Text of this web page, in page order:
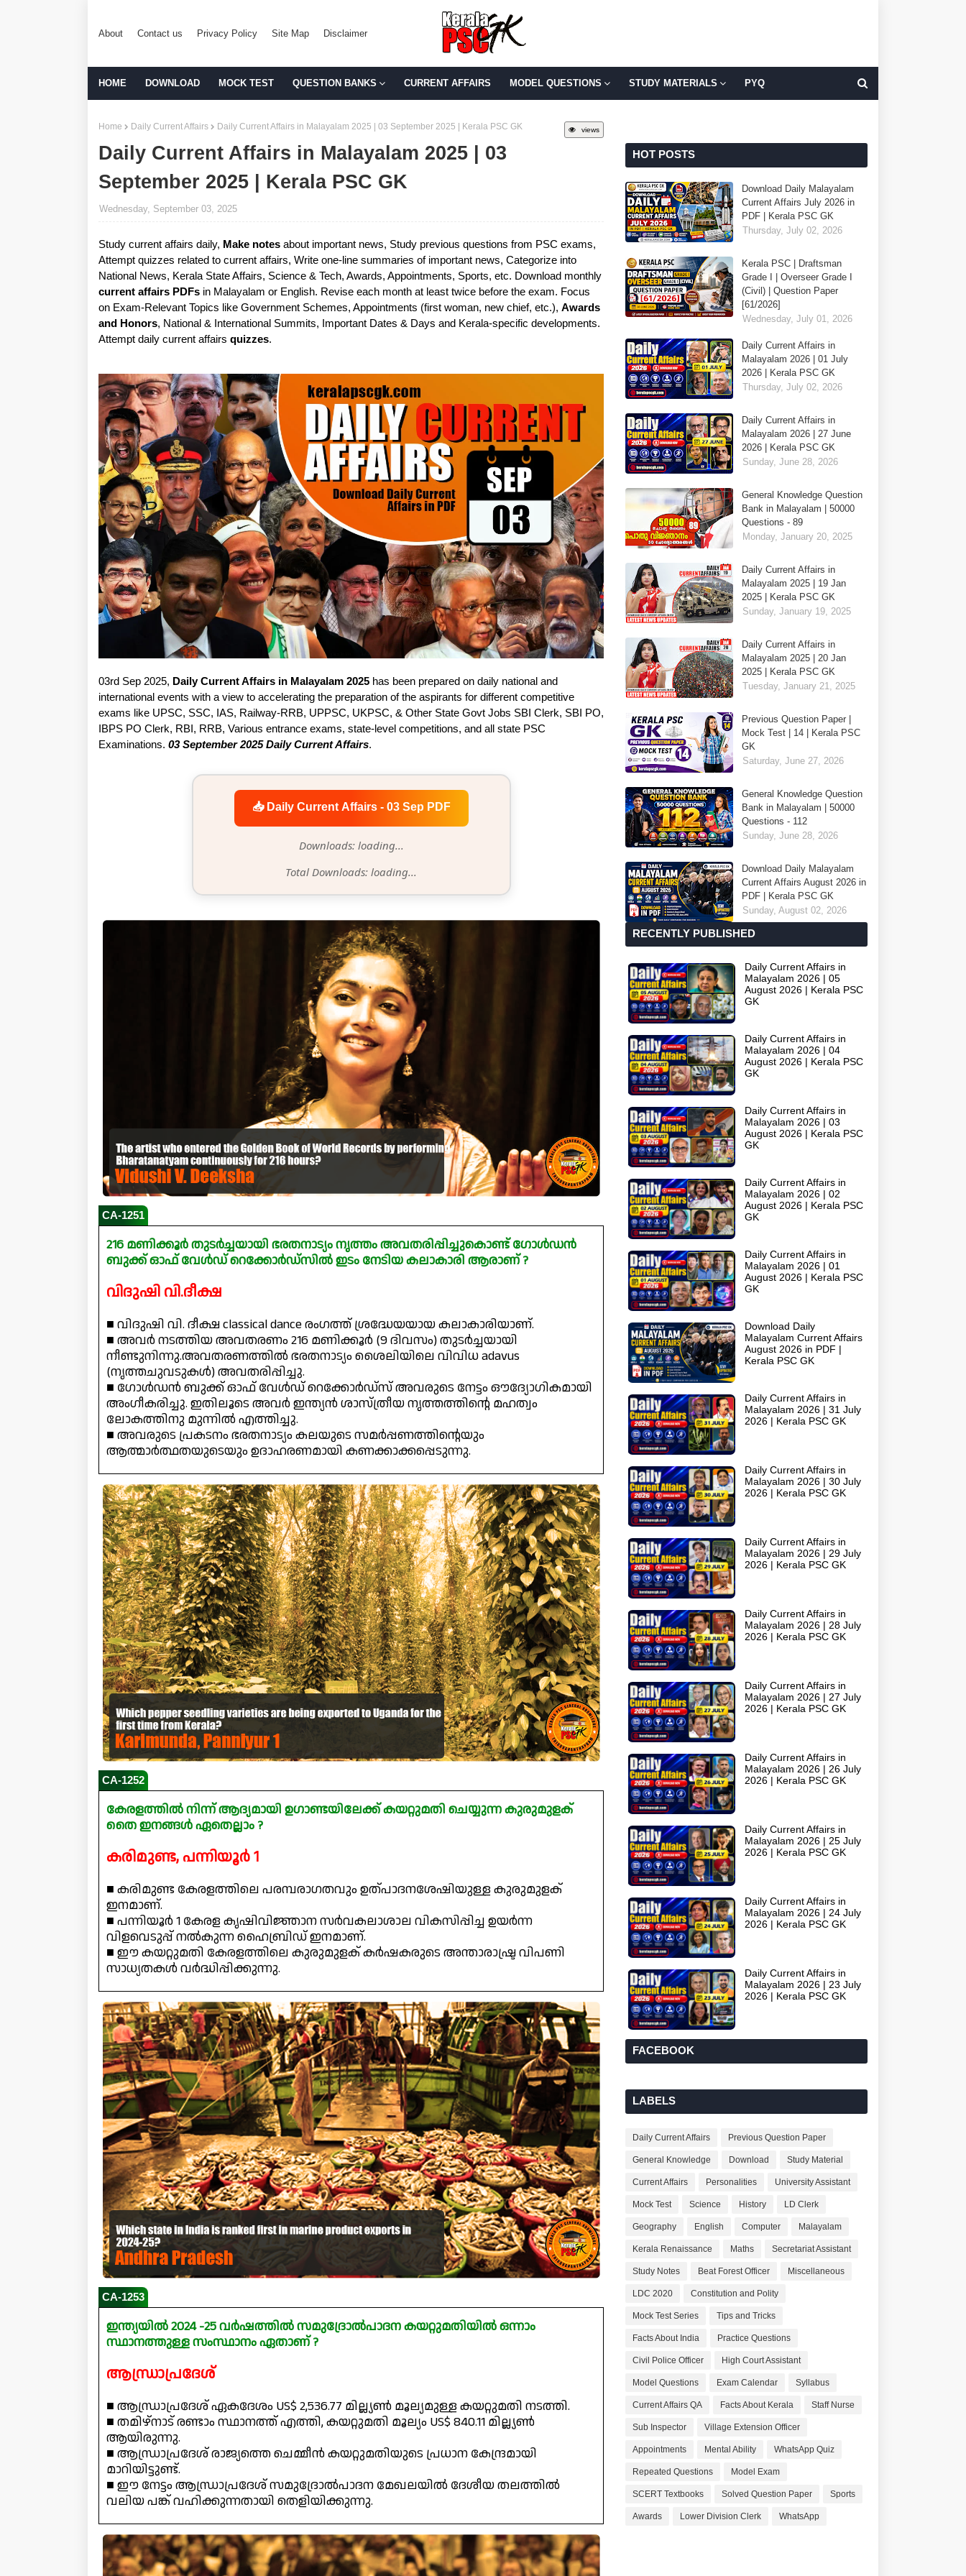
About Contact us Privacy Policy Site Map Disclaimer
HOME DOWNLOAD MOCK TEST QUESTION BANKS CURRENT AFFAIRS MODEL QUESTIONS STUDY MATERIALS PYQ
views
Home Daily Current Affairs Daily Current Affairs in Malayalam 2025 | 03 September 2025 | Kerala PSC GK
Daily Current Affairs in Malayalam 2025 | 03
September 2025 | Kerala PSC GK
Wednesday, September 03, 2025
Study current affairs daily, Make notes about important news, Study previous questions from PSC exams,
Attempt quizzes related to current affairs, Write one-line summaries of important news, Categorize into
National News, Kerala State Affairs, Science & Tech, Awards, Appointments, Sports, etc. Download monthly
current affairs PDFs in Malayalam or English. Revise each month at least twice before the exam. Focus
on Exam-Relevant Topics like Government Schemes, Appointments (first woman, new chief, etc.), Awards
and Honors, National & International Summits, Important Dates & Days and Kerala-specific developments.
Attempt daily current affairs quizzes.
03rd Sep 2025, Daily Current Affairs in Malayalam 2025 has been prepared on daily national and
international events with a view to accelerating the preparation of the aspirants for different competitive
exams like UPSC, SSC, IAS, Railway-RRB, UPPSC, UKPSC, & Other State Govt Jobs SBI Clerk, SBI PO,
IBPS PO Clerk, RBI, RRB, Various entrance exams, state-level competitions, and all state PSC
Examinations. 03 September 2025 Daily Current Affairs.
📥 Daily Current Affairs - 03 Sep PDF
Downloads: loading...
Total Downloads: loading...
CA-1251
216 മണിക്കൂർ തുടർച്ചയായി ഭരതനാട്യം നൃത്തം അവതരിപ്പിച്ചുകൊണ്ട് ഗോൾഡൻ
ബുക്ക് ഓഫ് വേൾഡ് റെക്കോർഡ്സിൽ ഇടം നേടിയ കലാകാരി ആരാണ് ?
വിദുഷി വി.ദീക്ഷ
■ വിദുഷി വി. ദീക്ഷ classical dance രംഗത്ത് ശ്രദ്ധേയയായ കലാകാരിയാണ്.
■ അവർ നടത്തിയ അവതരണം 216 മണിക്കൂർ (9 ദിവസം) തുടർച്ചയായി
നീണ്ടുനിന്നു.അവതരണത്തിൽ ഭരതനാട്യം ശൈലിയിലെ വിവിധ adavus
(നൃത്തചുവടുകൾ) അവതരിപ്പിച്ചു.
■ ഗോൾഡൻ ബുക്ക് ഓഫ് വേൾഡ് റെക്കോർഡ്സ് അവരുടെ നേട്ടം ഔദ്യോഗികമായി
അംഗീകരിച്ചു. ഇതിലൂടെ അവർ ഇന്ത്യൻ ശാസ്ത്രീയ നൃത്തത്തിന്റെ മഹത്വം
ലോകത്തിനു മുന്നിൽ എത്തിച്ചു.
■ അവരുടെ പ്രകടനം ഭരതനാട്യം കലയുടെ സമർപ്പണത്തിന്റെയും
ആത്മാർത്ഥതയുടെയും ഉദാഹരണമായി കണക്കാക്കപ്പെടുന്നു.
CA-1252
കേരളത്തിൽ നിന്ന് ആദ്യമായി ഉഗാണ്ടയിലേക്ക് കയറ്റുമതി ചെയ്യുന്ന കുരുമുളക്
തൈ ഇനങ്ങൾ ഏതെല്ലാം ?
കരിമുണ്ട, പന്നിയൂർ 1
■ കരിമുണ്ട കേരളത്തിലെ പരമ്പരാഗതവും ഉത്പാദനശേഷിയുള്ള കുരുമുളക്
ഇനമാണ്.
■ പന്നിയൂർ 1 കേരള കൃഷിവിജ്ഞാന സർവകലാശാല വികസിപ്പിച്ച ഉയർന്ന
വിളവെടുപ്പ് നൽകുന്ന ഹൈബ്രിഡ് ഇനമാണ്.
■ ഈ കയറ്റുമതി കേരളത്തിലെ കുരുമുളക് കർഷകരുടെ അന്താരാഷ്ട്ര വിപണി
സാധ്യതകൾ വർദ്ധിപ്പിക്കുന്നു.
CA-1253
ഇന്ത്യയിൽ 2024 -25 വർഷത്തിൽ സമുദ്രോൽപാദന കയറ്റുമതിയിൽ ഒന്നാം
സ്ഥാനത്തുള്ള സംസ്ഥാനം ഏതാണ് ?
ആന്ധ്രാപ്രദേശ്
■ ആന്ധ്രാപ്രദേശ് ഏകദേശം US$ 2,536.77 മില്ല്യൺ മൂല്യമുള്ള കയറ്റുമതി നടത്തി.
■ തമിഴ്‌നാട് രണ്ടാം സ്ഥാനത്ത് എത്തി, കയറ്റുമതി മൂല്യം US$ 840.11 മില്ല്യൺ
ആയിരുന്നു.
■ ആന്ധ്രാപ്രദേശ് രാജ്യത്തെ ചെമ്മീൻ കയറ്റുമതിയുടെ പ്രധാന കേന്ദ്രമായി
മാറിയിട്ടുണ്ട്.
■ ഈ നേട്ടം ആന്ധ്രാപ്രദേശ് സമുദ്രോൽപാദന മേഖലയിൽ ദേശീയ തലത്തിൽ
വലിയ പങ്ക് വഹിക്കുന്നതായി തെളിയിക്കുന്നു.
HOT POSTS
Download Daily Malayalam
Current Affairs July 2026 in
PDF | Kerala PSC GK
Thursday, July 02, 2026
Kerala PSC | Draftsman
Grade I | Overseer Grade I
(Civil) | Question Paper
[61/2026]
Wednesday, July 01, 2026
Daily Current Affairs in
Malayalam 2026 | 01 July
2026 | Kerala PSC GK
Thursday, July 02, 2026
Daily Current Affairs in
Malayalam 2026 | 27 June
2026 | Kerala PSC GK
Sunday, June 28, 2026
General Knowledge Question
Bank in Malayalam | 50000
Questions - 89
Monday, January 20, 2025
Daily Current Affairs in
Malayalam 2025 | 19 Jan
2025 | Kerala PSC GK
Sunday, January 19, 2025
Daily Current Affairs in
Malayalam 2025 | 20 Jan
2025 | Kerala PSC GK
Tuesday, January 21, 2025
Previous Question Paper |
Mock Test | 14 | Kerala PSC
GK
Saturday, June 27, 2026
General Knowledge Question
Bank in Malayalam | 50000
Questions - 112
Sunday, June 28, 2026
Download Daily Malayalam
Current Affairs August 2026 in
PDF | Kerala PSC GK
Sunday, August 02, 2026
RECENTLY PUBLISHED
Daily Current Affairs in
Malayalam 2026 | 05
August 2026 | Kerala PSC
GK
Daily Current Affairs in
Malayalam 2026 | 04
August 2026 | Kerala PSC
GK
Daily Current Affairs in
Malayalam 2026 | 03
August 2026 | Kerala PSC
GK
Daily Current Affairs in
Malayalam 2026 | 02
August 2026 | Kerala PSC
GK
Daily Current Affairs in
Malayalam 2026 | 01
August 2026 | Kerala PSC
GK
Download Daily
Malayalam Current Affairs
August 2026 in PDF |
Kerala PSC GK
Daily Current Affairs in
Malayalam 2026 | 31 July
2026 | Kerala PSC GK
Daily Current Affairs in
Malayalam 2026 | 30 July
2026 | Kerala PSC GK
Daily Current Affairs in
Malayalam 2026 | 29 July
2026 | Kerala PSC GK
Daily Current Affairs in
Malayalam 2026 | 28 July
2026 | Kerala PSC GK
Daily Current Affairs in
Malayalam 2026 | 27 July
2026 | Kerala PSC GK
Daily Current Affairs in
Malayalam 2026 | 26 July
2026 | Kerala PSC GK
Daily Current Affairs in
Malayalam 2026 | 25 July
2026 | Kerala PSC GK
Daily Current Affairs in
Malayalam 2026 | 24 July
2026 | Kerala PSC GK
Daily Current Affairs in
Malayalam 2026 | 23 July
2026 | Kerala PSC GK
FACEBOOK
LABELS
Daily Current Affairs Previous Question Paper
General Knowledge Download Study Material
Current Affairs Personalities University Assistant
Mock Test Science History LD Clerk
Geography English Computer Malayalam
Kerala Renaissance Maths Secretariat Assistant
Study Notes Beat Forest Officer Miscellaneous
LDC 2020 Constitution and Polity
Mock Test Series Tips and Tricks
Facts About India Practice Questions
Civil Police Officer High Court Assistant
Model Questions Exam Calendar Syllabus
Current Affairs QA Facts About Kerala Staff Nurse
Sub Inspector Village Extension Officer
Appointments Mental Ability WhatsApp Quiz
Repeated Questions Model Exam
SCERT Textbooks Solved Question Paper Sports
Awards Lower Division Clerk WhatsApp